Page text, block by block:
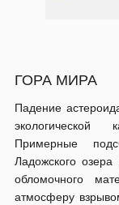
ГОРА МИРА
Падение
экологической
Примерные
Ладожского
обломочного
атмосферу